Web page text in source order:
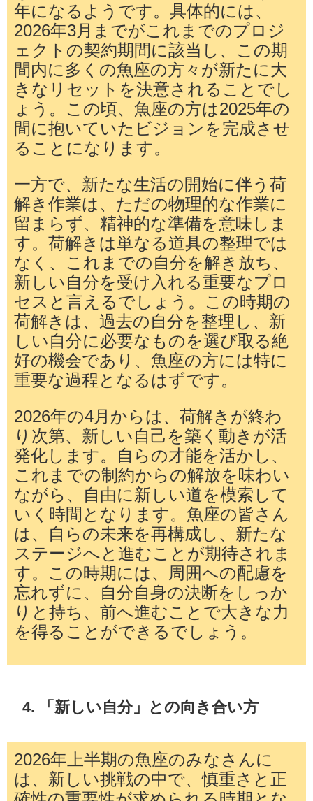
年になるようです。具体的には、
2026年3月までがこれまでのプロジ
ェクトの契約期間に該当し、この期
間内に多くの魚座の方々が新たに大
きなリセットを決意されることでし
ょう。この頃、魚座の方は2025年の
間に抱いていたビジョンを完成させ
ることになります。
一方で、新たな生活の開始に伴う荷
解き作業は、ただの物理的な作業に
留まらず、精神的な準備を意味しま
す。荷解きは単なる道具の整理では
なく、これまでの自分を解き放ち、
新しい自分を受け入れる重要なプロ
セスと言えるでしょう。この時期の
荷解きは、過去の自分を整理し、新
しい自分に必要なものを選び取る絶
好の機会であり、魚座の方には特に
重要な過程となるはずです。
2026年の4月からは、荷解きが終わ
り次第、新しい自己を築く動きが活
発化します。自らの才能を活かし、
これまでの制約からの解放を味わい
ながら、自由に新しい道を模索して
いく時間となります。魚座の皆さん
は、自らの未来を再構成し、新たな
ステージへと進むことが期待されま
す。この時期には、周囲への配慮を
忘れずに、自分自身の決断をしっか
りと持ち、前へ進むことで大きな力
を得ることができるでしょう。
4. 「新しい自分」との向き合い方
2026年上半期の魚座のみなさんに
は、新しい挑戦の中で、慎重さと正